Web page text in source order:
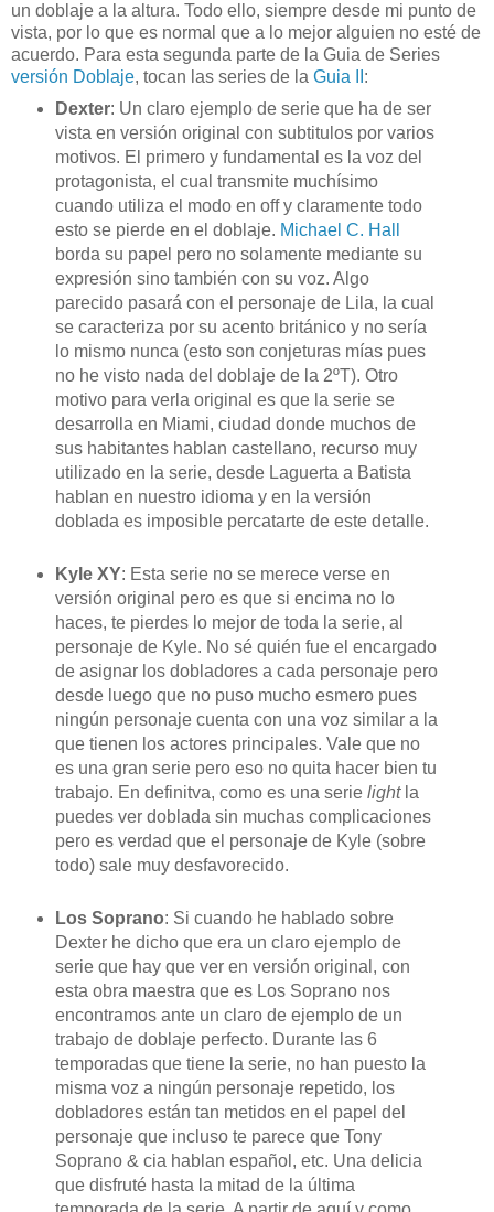
un doblaje a la altura. Todo ello, siempre desde mi punto de
vista, por lo que es normal que a lo mejor alguien no esté de
acuerdo. Para esta segunda parte de la Guia de Series
versión Doblaje, tocan las series de la Guia II :
Dexter: Un claro ejemplo de serie que ha de ser
vista en versión original con subtitulos por varios
motivos. El primero y fundamental es la voz del
protagonista, el cual transmite muchísimo
cuando utiliza el modo en off y claramente todo
esto se pierde en el doblaje. Michael C. Hall
borda su papel pero no solamente mediante su
expresión sino también con su voz. Algo
parecido pasará con el personaje de Lila, la cual
se caracteriza por su acento británico y no sería
lo mismo nunca (esto son conjeturas mías pues
no he visto nada del doblaje de la 2ºT). Otro
motivo para verla original es que la serie se
desarrolla en Miami, ciudad donde muchos de
sus habitantes hablan castellano, recurso muy
utilizado en la serie, desde Laguerta a Batista
hablan en nuestro idioma y en la versión
doblada es imposible percatarte de este detalle.
Kyle XY: Esta serie no se merece verse en
versión original pero es que si encima no lo
haces, te pierdes lo mejor de toda la serie, al
personaje de Kyle. No sé quién fue el encargado
de asignar los dobladores a cada personaje pero
desde luego que no puso mucho esmero pues
ningún personaje cuenta con una voz similar a la
que tienen los actores principales. Vale que no
es una gran serie pero eso no quita hacer bien tu
trabajo. En definitva, como es una serie lightla
puedes ver doblada sin muchas complicaciones
pero es verdad que el personaje de Kyle (sobre
todo) sale muy desfavorecido.
Los Soprano: Si cuando he hablado sobre
Dexter he dicho que era un claro ejemplo de
serie que hay que ver en versión original, con
esta obra maestra que es Los Soprano nos
encontramos ante un claro de ejemplo de un
trabajo de doblaje perfecto. Durante las 6
temporadas que tiene la serie, no han puesto la
misma voz a ningún personaje repetido, los
dobladores están tan metidos en el papel del
personaje que incluso te parece que Tony
Soprano & cia hablan español, etc. Una delicia
que disfruté hasta la mitad de la última